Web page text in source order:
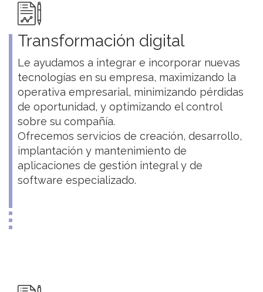
Transformación digital
Le ayudamos a integrar e incorporar nuevas
tecnologías en su empresa, maximizando la
operativa empresarial, minimizando pérdidas
de oportunidad, y optimizando el control
sobre su compañía.
Ofrecemos servicios de creación, desarrollo,
implantación y mantenimiento de
aplicaciones de gestión integral y de
software especializado.